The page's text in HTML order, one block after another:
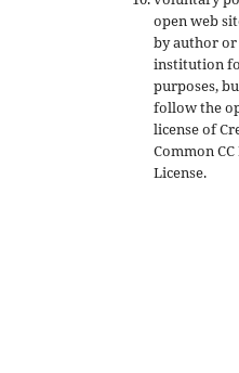
open web
by author or
institution
purposes,
follow the
license of
Common CC
License.